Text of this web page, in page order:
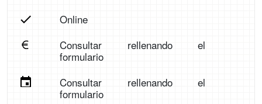
Online
Consultar rellenando el
formulario
Consultar rellenando el
formulario